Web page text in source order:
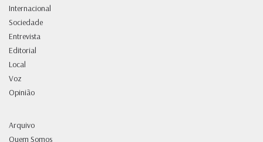
Internacional
Sociedade
Entrevista
Editorial
Local
Voz
Opinião
Arquivo
Quem Somos